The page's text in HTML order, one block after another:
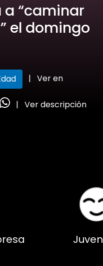
a “caminar
el domingo
| Ver en
| Ver descripción